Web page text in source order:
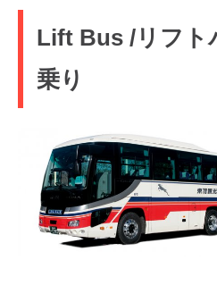
Lift Bus /リフト
乗り